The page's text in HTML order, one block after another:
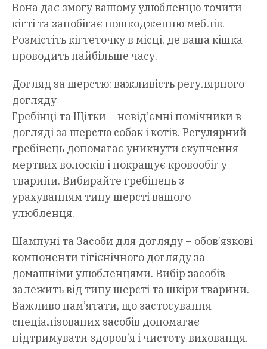
Вона дає змогу вашому улюбленцю точити
кігті та запобігає пошкодженню меблів.
Розмістіть кігтеточку в місці, де ваша кішка
проводить найбільше часу.
Догляд за шерстю: важливість регулярного
догляду
Гребінці та Щітки – невід’ємні помічники в
догляді за шерстю собак і котів. Регулярний
гребінець допомагає уникнути скупчення
мертвих волосків і покращує кровообіг у
тварини. Вибирайте гребінець з
урахуванням типу шерсті вашого
улюбленця.
Шампуні та Засоби для догляду – обов’язкові
компоненти гігієнічного догляду за
домашніми улюбленцями. Вибір засобів
залежить від типу шерсті та шкіри тварини.
Важливо пам’ятати, що застосування
спеціалізованих засобів допомагає
підтримувати здоров’я і чистоту вихованця.